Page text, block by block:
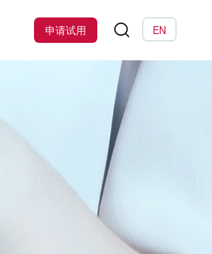
EN
申请试用